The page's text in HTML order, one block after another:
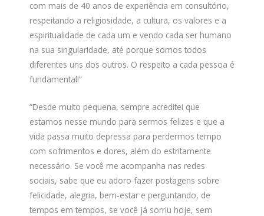
com mais de 40 anos de experiência em consultório,
respeitando a religiosidade, a cultura, os valores e a
espiritualidade de cada um e vendo cada ser humano
na sua singularidade, até porque somos todos
diferentes uns dos outros. O respeito a cada pessoa é
fundamental!”
“Desde muito pequena, sempre acreditei que
estamos nesse mundo para sermos felizes e que a
vida passa muito depressa para perdermos tempo
com sofrimentos e dores, além do estritamente
necessário. Se você me acompanha nas redes
sociais, sabe que eu adoro fazer postagens sobre
felicidade, alegria, bem-estar e perguntando, de
tempos em tempos, se você já sorriu hoje, sem